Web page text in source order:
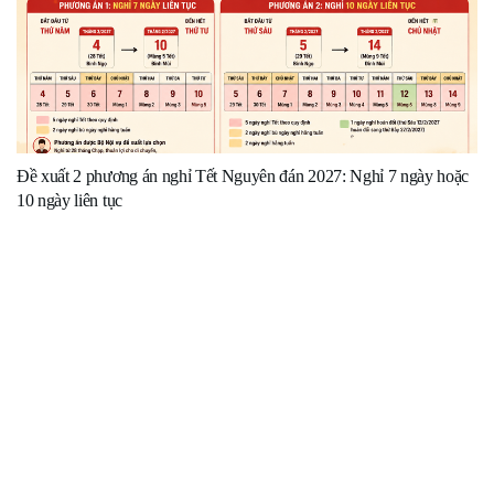
Đề xuất 2 phương án nghỉ Tết Nguyên đán 2027: Nghỉ 7 ngày hoặc
10 ngày liên tục